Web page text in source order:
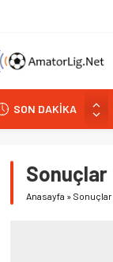
SON DAKİKA
Sonuçlar
Anasayfa » Sonuçlar